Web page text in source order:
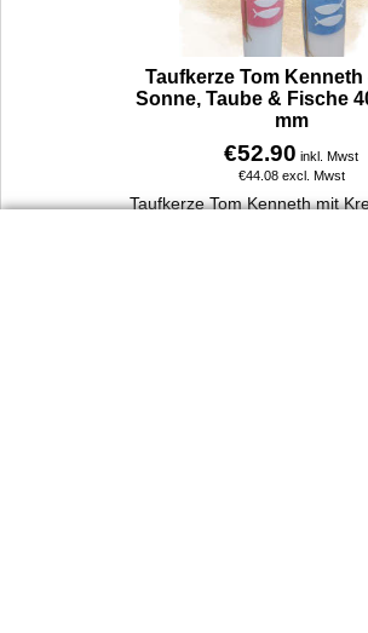
Taufkerze Tom Kenneth
Sonne, Taube & Fische
mm
€52.90 inkl. Mwst
€44.08 excl. Mwst